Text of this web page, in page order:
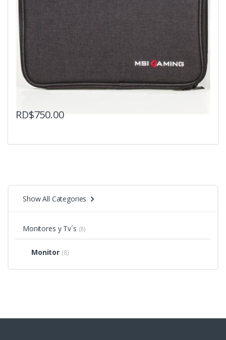
RD$750.00
Show All Categories
Monitores y Tv´s (8)
Monitor (8)